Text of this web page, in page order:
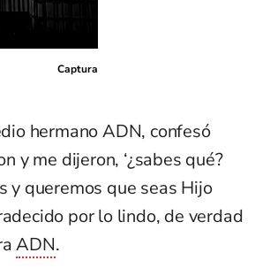
Captura
hermano ADN, confesó
y me dijeron, ‘¿sabes qué?
y queremos que seas Hijo
por lo lindo, de verdad
ADN.